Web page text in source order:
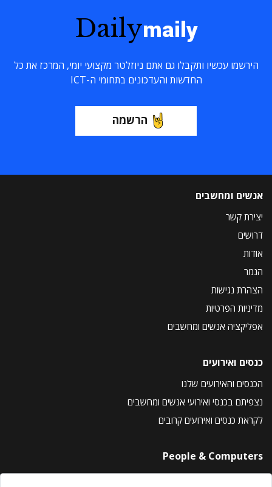
Dailymaily
הירשמו עכשיו ותקבלו גם אתם ניוזלטר מקצועי יומי, המרכז את כל
החדשות והעדכונים בתחומי ה-ICT
הרשמה
אנשים ומחשבים
יצירת קשר
דרושים
אודות
הנמר
הצהרת נגישות
מדיניות הפרטיות
אפליקציה אנשים ומחשבים
כנסים ואירועים
הכנסים והאירועים שלנו
נצפיתם בכנסי ואירועי אנשים ומחשבים
לקראת כנסים ואירועים קרובים
People & Computers
About Us